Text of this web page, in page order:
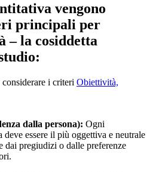
vengono
principali per
– la cosiddetta
i criteri Obiettività,
dalla persona): Ogni
deve essere il più oggettiva e neutrale
dai pregiudizi o dalle preferenze